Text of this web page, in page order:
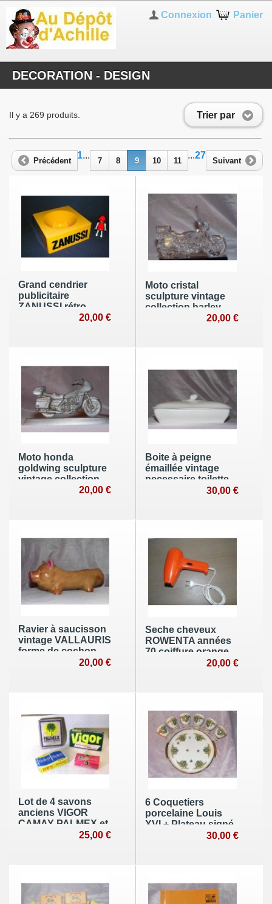
Panier
Connexion
DECORATION - DESIGN
Trier par
Il y a 269 produits.
Précédent
1...
7 8 9 10 11
...27
Suivant
Grand cendrier
publicitaire
ZANUSSI rétro
vintage design20,00 €
Moto cristal
sculpture vintage
collection harley
davidson honda20,00 €
Moto honda
goldwing sculpture
vintage collection
20,00 €
Boite à peigne
émaillée vintage
necessaire toilette
faience céramique
30,00 €
Ravier à saucisson
vintage VALLAURIS
forme de cochon
céramique signée
20,00 €
Seche cheveux
ROWENTA années
70 coiffure orange
20,00 €
Lot de 4 savons
anciens VIGOR
CAMAY PALMEX et
SOLEIL années 60
25,00 €
6 Coquetiers
porcelaine Louis
XVI + Plateau signé
chérubins anges30,00 €